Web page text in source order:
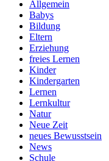
Allgemein
Babys
Bildung
Eltern
Erziehung
freies Lernen
Kinder
Kindergarten
Lernen
Lernkultur
Natur
Neue Zeit
neues Bewusstsein
News
Schule